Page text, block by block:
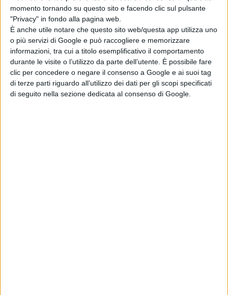
momento tornando su questo sito e facendo clic sul pulsante
"Privacy" in fondo alla pagina web.
È anche utile notare che questo sito web/questa app utilizza uno
o più servizi di Google e può raccogliere e memorizzare
informazioni, tra cui a titolo esemplificativo il comportamento
durante le visite o l’utilizzo da parte dell’utente. È possibile fare
clic per concedere o negare il consenso a Google e ai suoi tag
di terze parti riguardo all’utilizzo dei dati per gli scopi specificati
di seguito nella sezione dedicata al consenso di Google.
Italia. A comporre la giuria del Premio, il presidente
D’Alessandro e le docenti Paola Di Biase D’Ilio, Diomira
Mambella e Rossella Vlahov.
Questi i vincitori dell’edizione 2024:
Sezione Saggistica
Gianluca Galotta, Roma, docente